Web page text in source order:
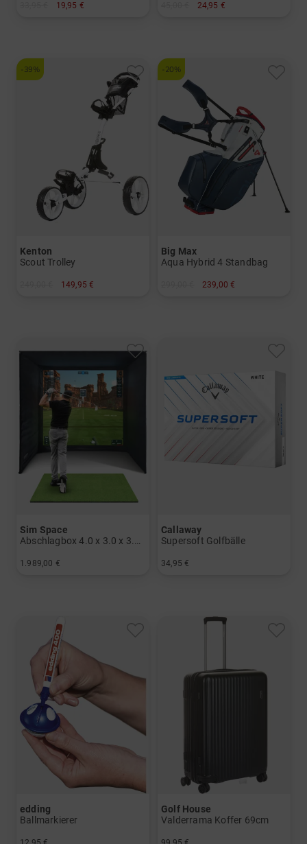
19,95 € 24,95 €
-39%
Kenton
Scout Trolley
149,95 €
-20%
Big Max
Aqua Hybrid 4 Standbag
239,00 €
Sim Space
Abschlagbox 4.0 x 3.0 x 3.0 Meter
1.989,00 €
Callaway
Supersoft Golfbälle
34,95 €
edding
Ballmarkierer
Golf House
Valderrama Koffer 69cm